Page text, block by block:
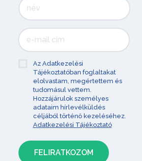
Az Adatkezelési
Tájékoztatóban foglaltakat
elolvastam, megértettem és
tudomásul vettem.
Hozzájárulok személyes
adataim hírlevélküldés
céljából történő kezeléséhez.
Adatkezelési Tájékoztató